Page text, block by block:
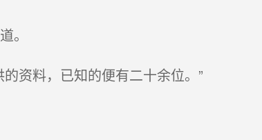
。
资料，已知的便有二十余位。”